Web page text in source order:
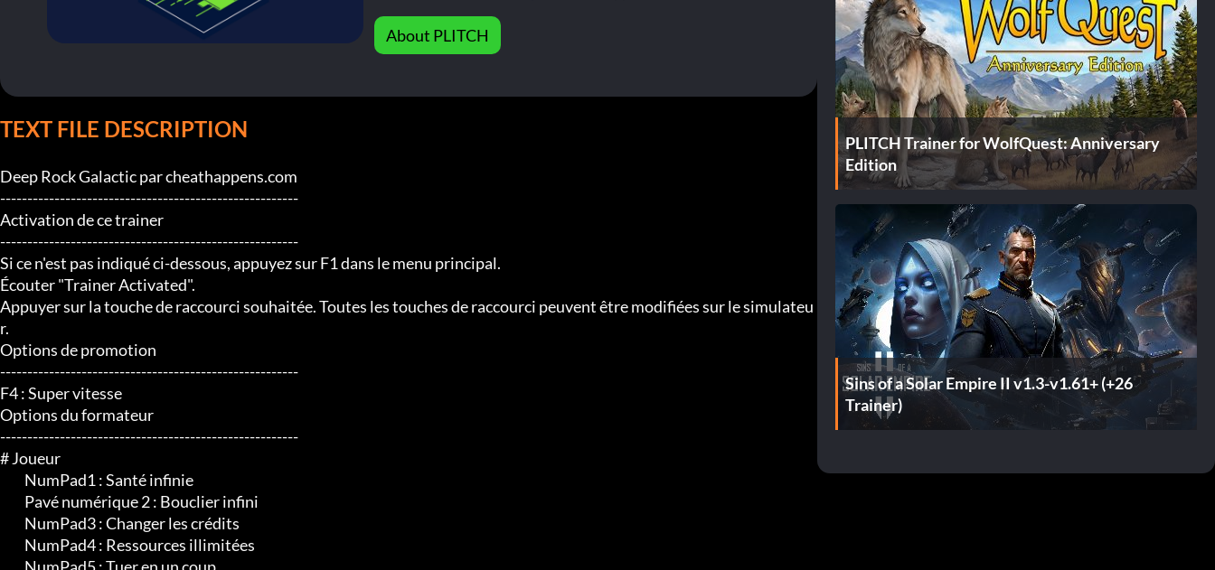
About PLITCH
TEXT FILE DESCRIPTION
Deep Rock Galactic par cheathappens.com
-------------------------------------------------------
Activation de ce trainer
-------------------------------------------------------
Si ce n'est pas indiqué ci-dessous, appuyez sur F1 dans le menu principal.
Écouter "Trainer Activated".
Appuyer sur la touche de raccourci souhaitée. Toutes les touches de raccourci peuvent être modifiées sur le simulateu
r.
Options de promotion
-------------------------------------------------------
F4 : Super vitesse
Options du formateur
-------------------------------------------------------
# Joueur
PLITCH Trainer for WolfQuest: Anniversary
Edition
Sins of a Solar Empire II v1.3-v1.61+ (+26
Trainer)